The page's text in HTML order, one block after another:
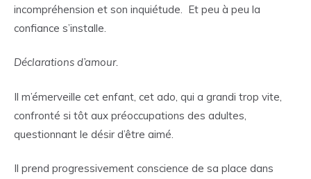
incompréhension et son inquiétude. Et peu à peu la
confiance s’installe.
Déclarations d’amour.
Il m’émerveille cet enfant, cet ado, qui a grandi trop vite,
confronté si tôt aux préoccupations des adultes,
questionnant le désir d’être aimé.
Il prend progressivement conscience de sa place dans